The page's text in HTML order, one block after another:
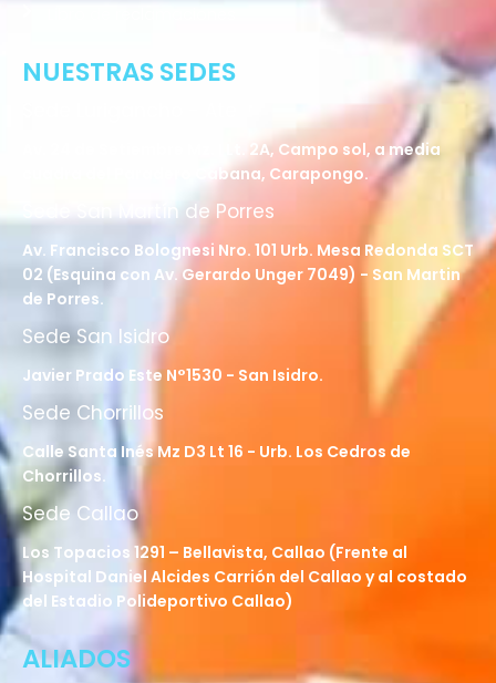
NUESTRAS SEDES
Av. 24 de Setiembre Mz. I Lt. 2A, Campo sol, a media
cuadra del Paradero Cabana, Carapongo.
Sede San Martín de Porres
Av. Francisco Bolognesi Nro. 101 Urb. Mesa Redonda SCT
02 (Esquina con Av. Gerardo Unger 7049) - San Martin
de Porres.
Sede San Isidro
Javier Prado Este N°1530 - San Isidro.
Sede Chorrillos
Calle Santa Inés Mz D3 Lt 16 - Urb. Los Cedros de
Chorrillos.
Sede Callao
Los Topacios 1291 – Bellavista, Callao (Frente al
Hospital Daniel Alcides Carrión del Callao y al costado
del Estadio Polideportivo Callao)
ALIADOS